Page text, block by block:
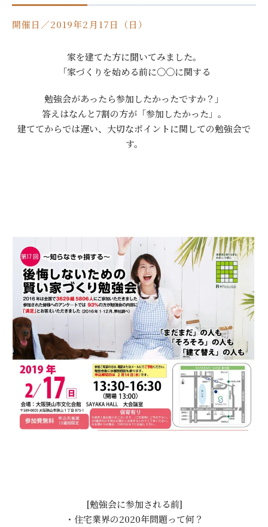
開催日／2019年2月17日（日）
家を建てた方に聞いてみました。
「家づくりを始める前に〇〇に関する
勉強会があったら参加したかったですか？」
答えはなんと7割の方が「参加したかった」。
建ててからでは遅い、大切なポイントに関しての勉強会で
す。
[勉強会に参加される前]
・住宅業界の2020年問題って何？